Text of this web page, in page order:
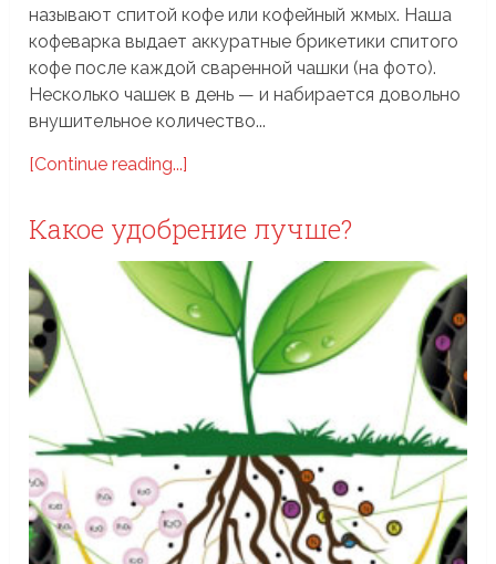
называют спитой кофе или кофейный жмых. Наша
кофеварка выдает аккуратные брикетики спитого
кофе после каждой сваренной чашки (на фото).
Несколько чашек в день — и набирается довольно
внушительное количество...
[Continue reading...]
Какое удобрение лучше?